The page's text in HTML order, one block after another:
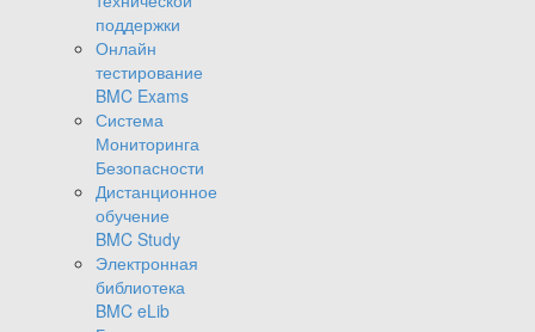
поддержки
Онлайн
тестирование
BMC Exams
Система
Мониторинга
Безопасности
Дистанционное
обучение
BMC Study
Электронная
библиотека
BMC eLib